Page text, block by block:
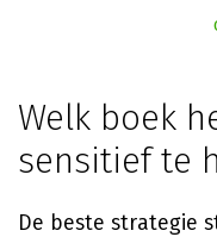
Welk boek
sensitief te
De beste strategie